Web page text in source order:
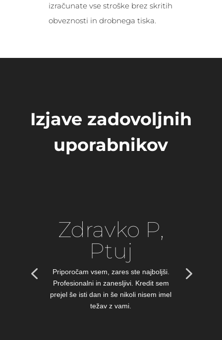
izračunate vse stroške brez skritih
obveznosti in drobnega tiska.
Izjave zadovoljnih
uporabnikov
Zdravko P,
Ptuj
Priporočam vsem, zares ste najboljši.
Profesionalni in zanesljivi. Kredit sem
prejel še isti dan in še nikoli nisem imel
težav z vami.